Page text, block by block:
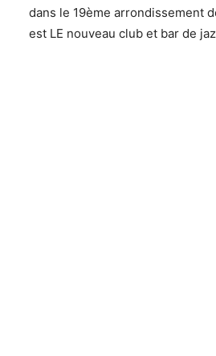
dans le 19ème arrondissement
est LE nouveau club et bar de